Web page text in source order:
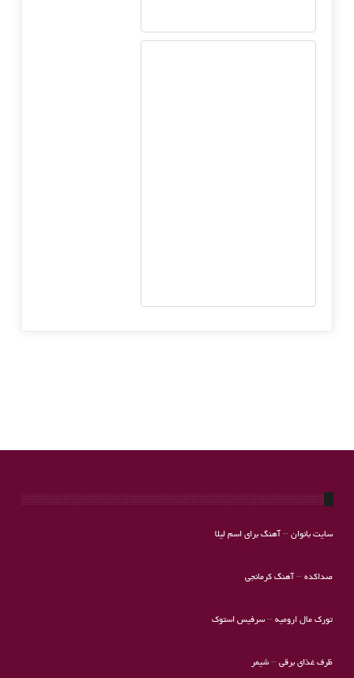
سایت بانوان– آهنگ برای اسم لیلا
صداکده– آهنگ کرمانجی
تورک مال ارومیه–سرفیس استوک
ظرف غذای برقی– شیمر